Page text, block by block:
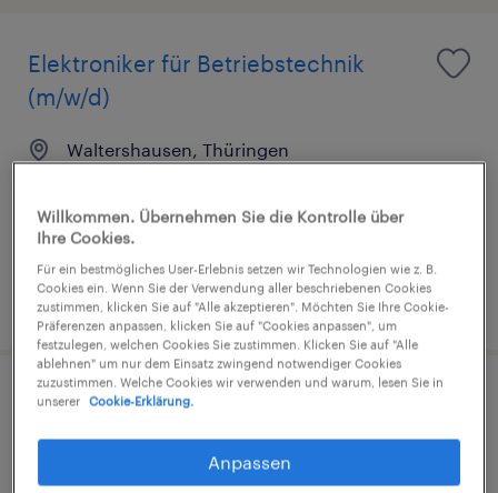
Elektroniker für Betriebstechnik
(m/w/d)
Waltershausen, Thüringen
€45.000 - €51.000 pro Jahr
Industrie und Handwerk
4. August 2026
Mechatroniker (m/w/d)
Waltershausen, Thüringen
Willkommen. Übernehmen Sie die Kontrolle über
Ihre Cookies.
Für ein bestmögliches User-Erlebnis setzen wir Technologien wie z. B.
Cookies ein. Wenn Sie der Verwendung aller beschriebenen Cookies
zustimmen, klicken Sie auf "Alle akzeptieren". Möchten Sie Ihre Cookie-
Präferenzen anpassen, klicken Sie auf "Cookies anpassen", um
festzulegen, welchen Cookies Sie zustimmen. Klicken Sie auf "Alle
ablehnen" um nur dem Einsatz zwingend notwendiger Cookies
zuzustimmen. Welche Cookies wir verwenden und warum, lesen Sie in
unserer
Cookie-Erklärung.
Anpassen